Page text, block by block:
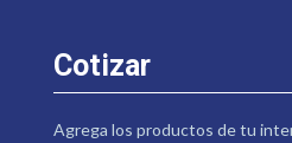
Cotizar
Agrega los productos de tu